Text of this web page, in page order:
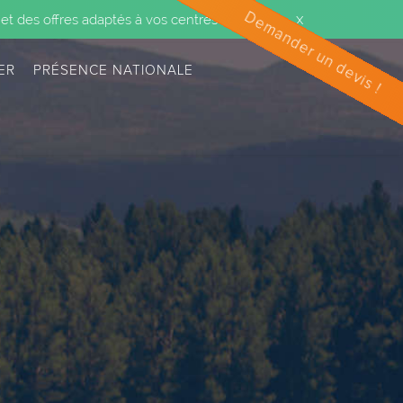
des offres adaptés à vos centres d’intérêts. x
Demander un devis !
PRÉSENCE NATIONALE